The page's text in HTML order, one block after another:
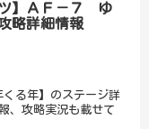
ツ】ＡＦ－７ ゆ
略詳細情報
る年】のステージ詳
、攻略実況も載せて